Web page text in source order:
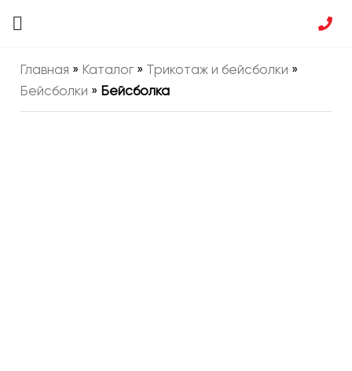
Главная » Каталог» Трикотаж и бейсболки »
Бейсболки » Бейсболка